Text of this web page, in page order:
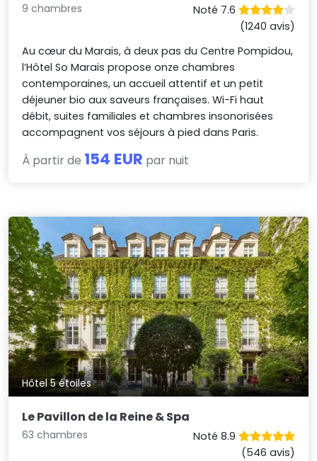
9 chambres
Noté 7.6
(1240 avis)
Au cœur du Marais, à deux pas du Centre Pompidou,
l’Hôtel So Marais propose onze chambres
contemporaines, un accueil attentif et un petit
déjeuner bio aux saveurs françaises. Wi-Fi haut
débit, suites familiales et chambres insonorisées
accompagnent vos séjours à pied dans Paris.
À partir de 154 EUR par nuit
Hôtel 5 étoiles
Le Pavillon de la Reine & Spa
63 chambres
Noté 8.9
(546 avis)